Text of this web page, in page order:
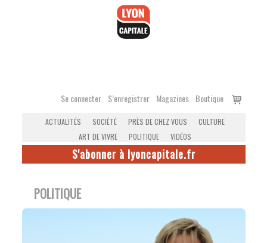
Se connecter S’enregistrer Magazines Boutique
Voir
ACTUALITÉS SOCIÉTÉ PRÈS DE CHEZ VOUS
CULTURE
ART DE VIVRE
POLITIQUE VIDÉOS
S'abonner à lyoncapitale.fr
POLITIQUE